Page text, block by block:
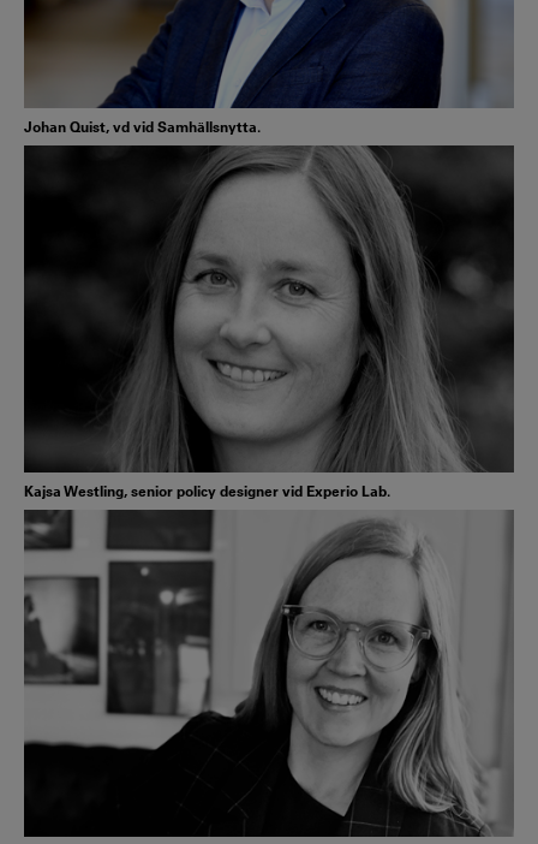
Johan Quist, vd vid Samhällsnytta.
Kajsa Westling, senior policy designer vid Experio Lab.